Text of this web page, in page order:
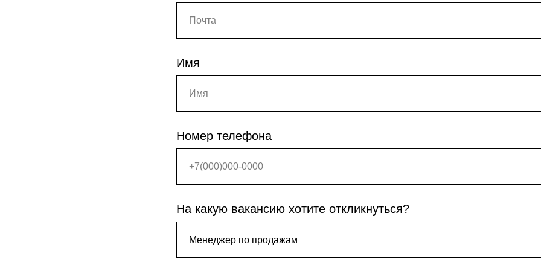
Имя
Номер телефона
На какую вакансию хотите откликнуться?